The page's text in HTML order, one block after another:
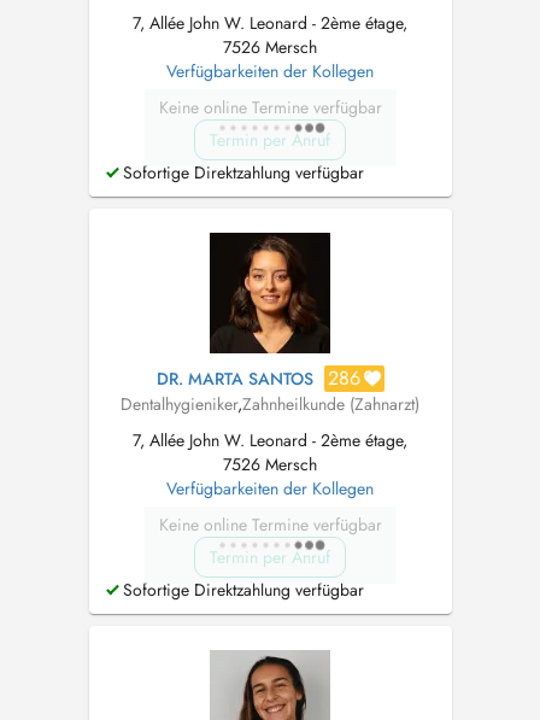
7, Allée John W. Leonard - 2ème étage,
7526 Mersch
Verfügbarkeiten der Kollegen
Keine online Termine verfügbar
Termin per Anruf
Sofortige Direktzahlung verfügbar
DR. MARTA SANTOS 286
Dentalhygieniker,Zahnheilkunde (Zahnarzt)
7, Allée John W. Leonard - 2ème étage,
7526 Mersch
Verfügbarkeiten der Kollegen
Keine online Termine verfügbar
Termin per Anruf
Sofortige Direktzahlung verfügbar